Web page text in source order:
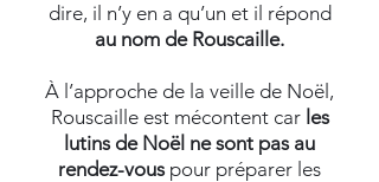
dire, il n’y en a qu’un et il répond
au nom de Rouscaille.
À l’approche de la veille de Noël,
Rouscaille est mécontent car les
lutins de Noël ne sont pas au
rendez-vouspour préparer les